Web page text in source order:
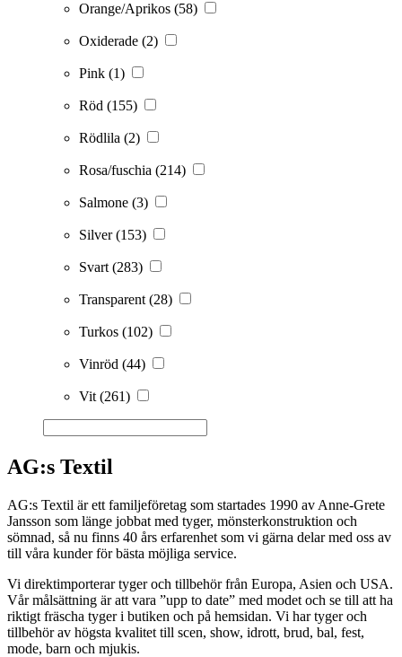
Orange/Aprikos (58)
Oxiderade (2)
Pink (1)
Röd (155)
Rödlila (2)
Rosa/fuschia (214)
Salmone (3)
Silver(153)
Svart (283)
Transparent (28)
Turkos (102)
Vinröd (44)
Vit (261)
AG:s Textil
AG:s Textil är ett familjeföretag som startades 1990 av Anne-Grete
Jansson som länge jobbat med tyger, mönsterkonstruktion och
sömnad, så nu finns 40 års erfarenhet som vi gärna delar med oss av
till våra kunder för bästa möjliga service.
Vi direktimporterar tyger och tillbehör från Europa, Asien och USA.
Vår målsättning är att vara ”upp to date” med modet och se till att ha
riktigt fräscha tyger i butiken och på hemsidan. Vi har tyger och
tillbehör av högsta kvalitet till scen, show, idrott, brud, bal, fest,
mode, barn och mjukis.